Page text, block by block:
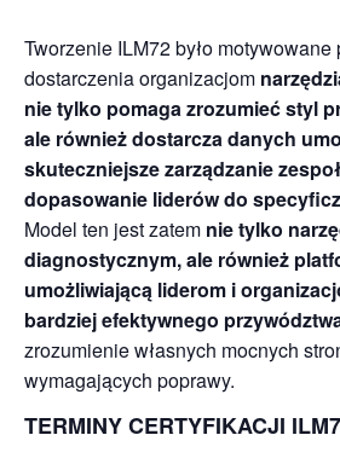
Tworzenie ILM72 było motywowane
dostarczenia organizacjom
nie tylko pomaga zrozumieć styl
ale również dostarcza danych
skuteczniejsze zarządzanie
dopasowanie liderów do
Model ten jest zatem nie tylko
diagnostycznym, ale również
umożliwiającą liderom i
bardziej efektywnego
zrozumienie własnych mocnych
wymagających poprawy.
TERMINY CERTYFIKACJI